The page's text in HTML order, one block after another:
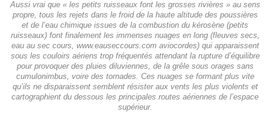
Aussi vrai que « les petits ruisseaux font les grosses rivières » au sens
propre, tous les rejets dans le froid de la haute altitude des poussières
et de l’eau chimique issues de la combustion du kérosène (petits
ruisseaux) font finalement les immenses nuages en long (fleuves secs,
eau au sec cours, www.eauseccours.com aviocordes) qui apparaissent
sous les couloirs aériens trop fréquentés attendant la rupture d’équilibre
pour provoquer des pluies diluviennes, de la grêle sous orages sans
cumulonimbus, voire des tornades. Ces nuages se formant plus vite
qu’ils ne disparaissent semblent résister aux vents les plus violents et
cartographient du dessous les principales routes aériennes de l’espace
supérieur.